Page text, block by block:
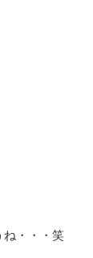
ね・・・笑